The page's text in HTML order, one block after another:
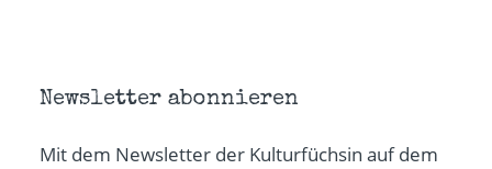
Newsletter abonnieren
Mit dem Newsletter der Kulturfüchsin auf dem